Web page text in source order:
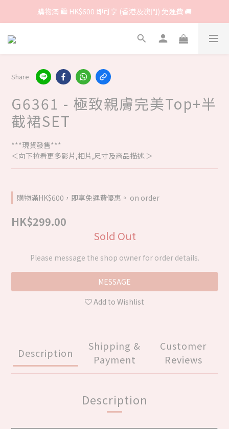
購物滿 🛍 HK$600 即可享 (香港及澳門) 免運費 🚚
Share
G6361 - 極致親膚完美Top+半
截裙SET
***現貨發售***
＜向下拉看更多影片,相片,尺寸及商品描述.＞
購物滿HK$600，即享免運費優惠。 on order
HK$299.00
Sold Out
Please message the shop owner for order details.
MESSAGE
Add to Wishlist
Description
Shipping &
Payment
Customer
Reviews
Description